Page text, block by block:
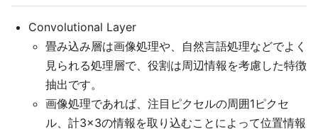
Convolutional Layer
畳み込み層は画像処理や、自然言語処理などでよく
見られる処理層で、役割は周辺情報を考慮した特徴
抽出です。
画像処理であれば、注目ピクセルの周囲1ピクセ
ル、計3×3の情報を取り込むことによって位置情報